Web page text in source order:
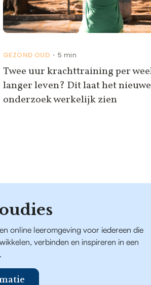
GEZOND OUD• 5 min
Twee uur krachttraining per
langer leven? Dit laat het
onderzoek werkelijk zien
online leeromgeving voor iedereen die
verbinden en inspireren in een